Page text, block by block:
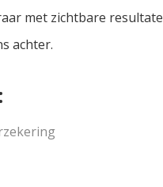
met zichtbare
achter.